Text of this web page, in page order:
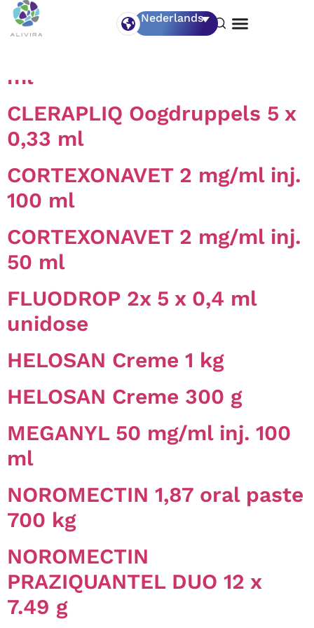
Nederlands
Product Category:Paard
ml
CLERAPLIQ Oogdruppels 5 x
0,33 ml
CORTEXONAVET 2 mg/ml inj.
100 ml
CORTEXONAVET 2 mg/ml inj.
50 ml
FLUODROP 2x 5 x 0,4 ml
unidose
HELOSAN Creme 1 kg
HELOSAN Creme 300 g
MEGANYL 50 mg/ml inj. 100
ml
NOROMECTIN 1,87 oral paste
700 kg
NOROMECTIN
PRAZIQUANTEL DUO 12 x
7.49 g